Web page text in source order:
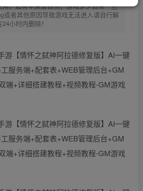
，如有苹果请自测，游戏多少自带一些
或者其他原因导致游戏无法进入请自行解
小时内删除！